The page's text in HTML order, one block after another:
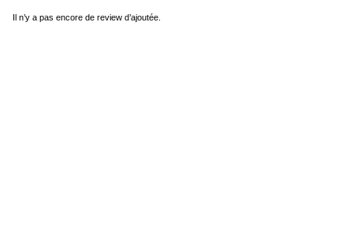
Il n’y a pas encore de review d’ajoutée.